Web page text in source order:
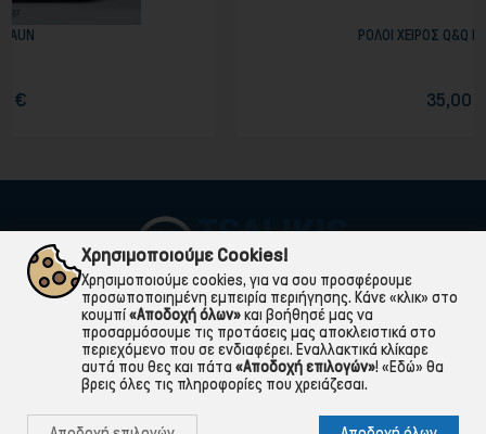
ΡΟΛΟΙ ΧΕΙΡΟΣ Q&Q ΜΕ ΜΠΡΑΣΕΛΕ
ΠΛΗΡΟΦΟΡΙΕΣ
Χρησιμοποιούμε Cookies!
Χρησιμοποιούμε cookies, για να σου προσφέρουμε
προσωποποιημένη εμπειρία περιήγησης. Κάνε «κλικ» στο
κουμπί«Αποδοχή όλων»και βοήθησέ μας να
προσαρμόσουμε τις προτάσεις μας αποκλειστικά στο
περιεχόμενο που σε ενδιαφέρει. Εναλλακτικά κλίκαρε
αυτά που θες και πάτα «Αποδοχή επιλογών»! «Εδώ» θα
βρεις όλες τις πληροφορίες που χρειάζεσαι.